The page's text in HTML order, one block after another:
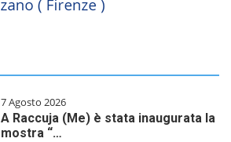
7 Agosto 2026
A Raccuja (Me) è stata inaugurata la
mostra “…